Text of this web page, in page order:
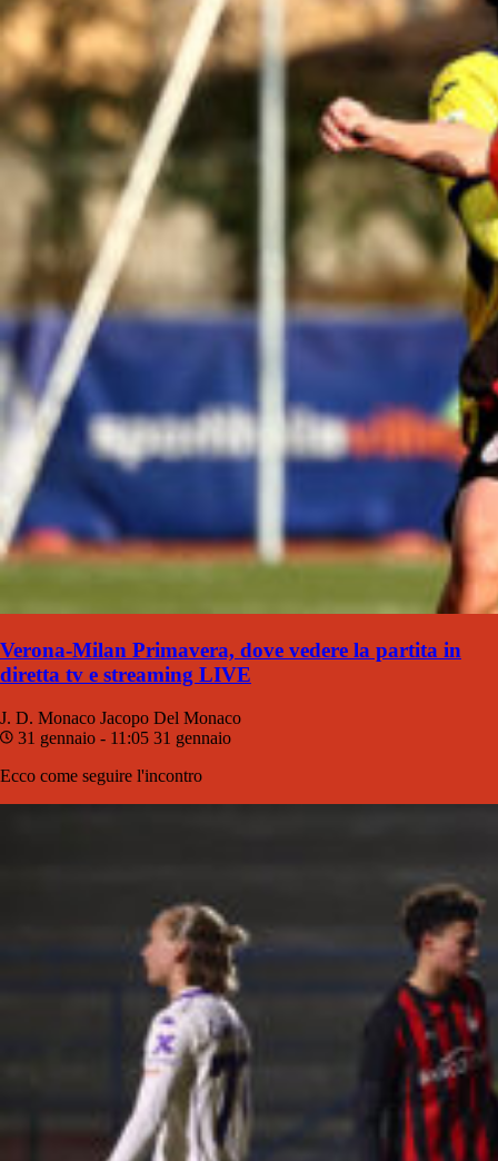
Verona-Milan Primavera, dove vedere la partita in
diretta tv e streaming LIVE
J. D. Monaco Jacopo Del Monaco
31 gennaio - 11:05 31 gennaio
Ecco come seguire l'incontro